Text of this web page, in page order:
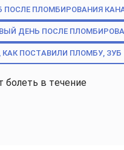
ПОСЛЕ ПЛОМБИРОВАНИЯ
ДЕНЬ ПОСЛЕ
КАК ПОСТАВИЛИ ПЛОМБУ,
болеть в течение